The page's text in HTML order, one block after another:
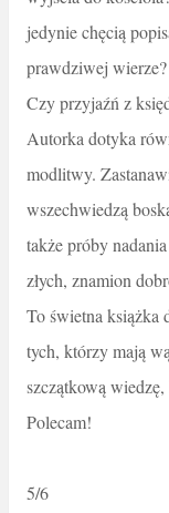
jedynie chęcią
prawdziwej wierze?
Czy przyjaźń z
Autorka dotyka
modlitwy.
wszechwiedzą
także próby
złych, znamion
To świetna książka
tych, którzy mają
szczątkową
Polecam!
5/6